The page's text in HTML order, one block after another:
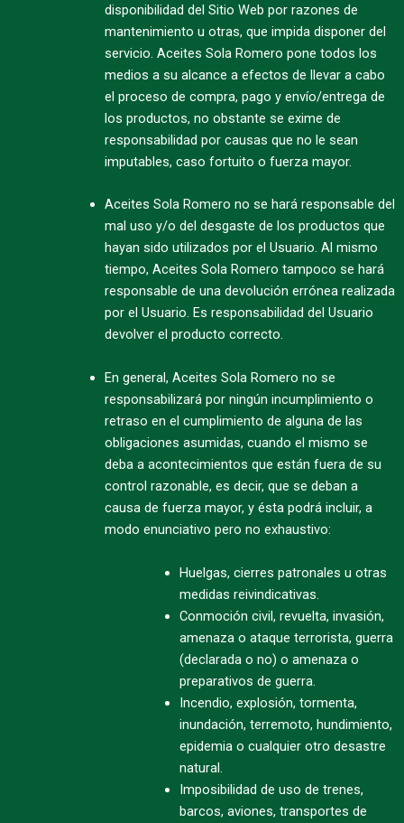
disponibilidad del Sitio Web por razones de
mantenimiento u otras, que impida disponer del
servicio. Aceites Sola Romero pone todos los
medios a su alcance a efectos de llevar a cabo
el proceso de compra, pago y envío/entrega de
los productos, no obstante se exime de
responsabilidad por causas que no le sean
imputables, caso fortuito o fuerza mayor.
Aceites Sola Romero no se hará responsable del
mal uso y/o del desgaste de los productos que
hayan sido utilizados por el Usuario. Al mismo
tiempo, Aceites Sola Romero tampoco se hará
responsable de una devolución errónea realizada
por el Usuario. Es responsabilidad del Usuario
devolver el producto correcto.
En general, Aceites Sola Romero no se
responsabilizará por ningún incumplimiento o
retraso en el cumplimiento de alguna de las
obligaciones asumidas, cuando el mismo se
deba a acontecimientos que están fuera de su
control razonable, es decir, que se deban a
causa de fuerza mayor, y ésta podrá incluir, a
modo enunciativo pero no exhaustivo:
Huelgas, cierres patronales u otras
medidas reivindicativas.
Conmoción civil, revuelta, invasión,
amenaza o ataque terrorista, guerra
(declarada o no) o amenaza o
preparativos de guerra.
Incendio, explosión, tormenta,
inundación, terremoto, hundimiento,
epidemia o cualquier otro desastre
natural.
Imposibilidad de uso de trenes,
barcos, aviones, transportes de